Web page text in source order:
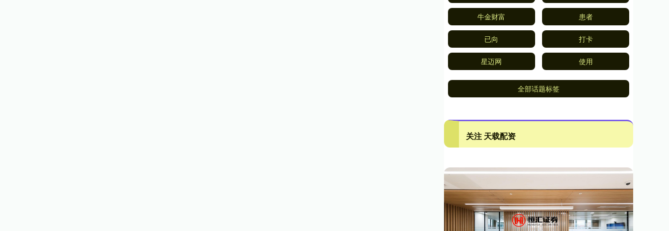
牛金财富 患者
已向 打卡
星迈网 使用
全部话题标签
关注 天载配资